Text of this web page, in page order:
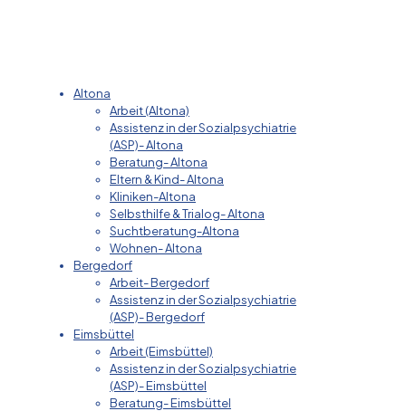
Altona
Arbeit (Altona)
Assistenz in der Sozialpsychiatrie
(ASP)- Altona
Beratung- Altona
Eltern & Kind- Altona
Kliniken-Altona
Selbsthilfe & Trialog- Altona
Suchtberatung-Altona
Wohnen- Altona
Bergedorf
Arbeit- Bergedorf
Assistenz in der Sozialpsychiatrie
(ASP)- Bergedorf
Eimsbüttel
Arbeit (Eimsbüttel)
Assistenz in der Sozialpsychiatrie
(ASP)- Eimsbüttel
Beratung- Eimsbüttel